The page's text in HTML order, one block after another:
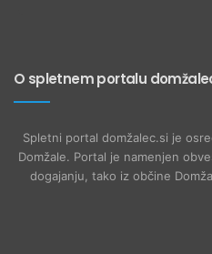
O spletnem portalu
Spletni portal domžalec.si je
Domžale. Portal je namenjen
dogajanju, tako iz občine